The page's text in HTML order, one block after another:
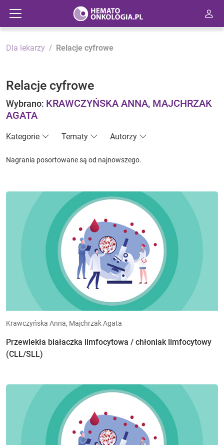
Dla lekarzy Relacje cyfrowe
Relacje cyfrowe
Wybrano: KRAWCZYŃSKA ANNA, MAJCHRZAK
AGATA
Kategorie Tematy Autorzy
Nagrania posortowane są od najnowszego.
Krawczyńska Anna, Majchrzak Agata
Przewlekła białaczka limfocytowa / chłoniak limfocytowy
(CLL/SLL)